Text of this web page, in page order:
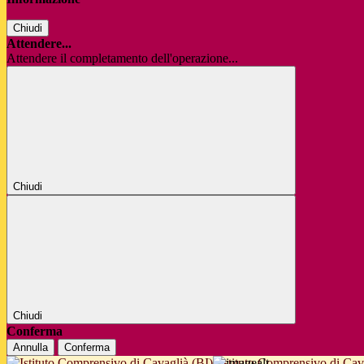
Chiudi
Attendere...
Attendere il completamento dell'operazione...
Chiudi
Chiudi
Conferma
Annulla Conferma